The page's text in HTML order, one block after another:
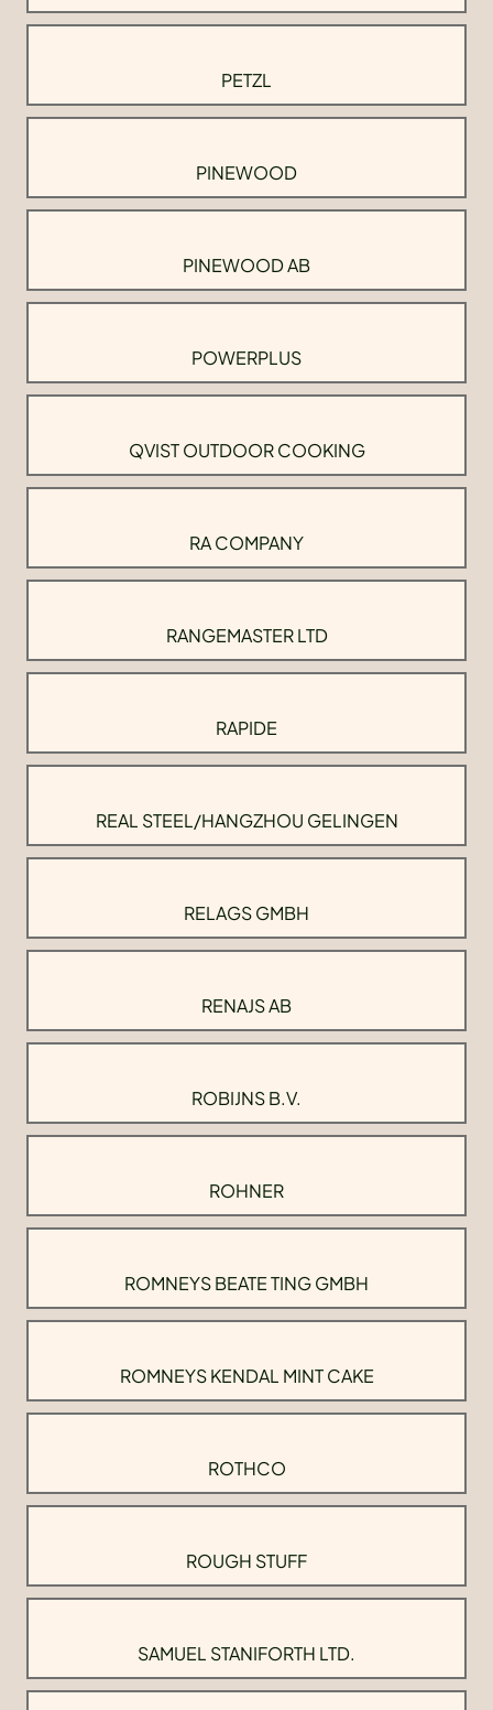
PETZL
PINEWOOD
PINEWOOD AB
POWERPLUS
QVIST OUTDOOR COOKING
RA COMPANY
RANGEMASTER LTD
RAPIDE
REAL STEEL/HANGZHOU GELINGEN
RELAGS GMBH
RENAJS AB
ROBIJNS B.V.
ROHNER
ROMNEYS BEATE TING GMBH
ROMNEYS KENDAL MINT CAKE
ROTHCO
ROUGH STUFF
SAMUEL STANIFORTH LTD.